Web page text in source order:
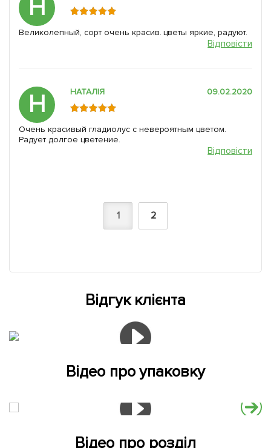
Н
Великолепный, сорт очень красив. цветы яркие, радуют.
Відповісти
Н НАТАЛІЯ 09.02.2020
Очень красивый гладиолус с невероятным цветом.
Радует долгое цветение.
Відповісти
1 2
Відгук клієнта
Відео про упаковку
Відео про розділ